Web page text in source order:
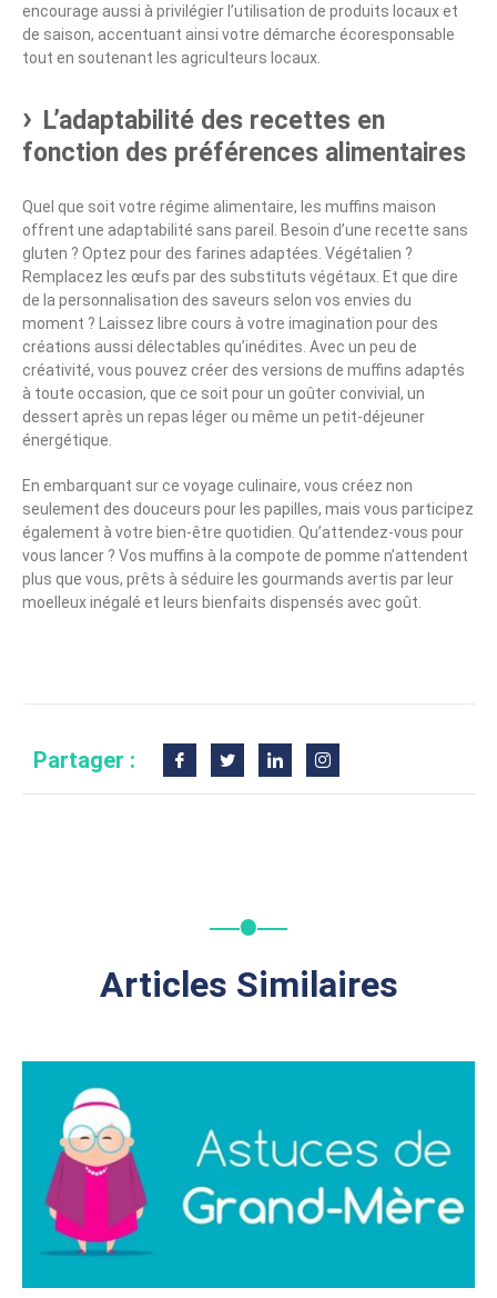
encourage aussi à privilégier l’utilisation de produits locaux et
de saison, accentuant ainsi votre démarche écoresponsable
tout en soutenant les agriculteurs locaux.
L’adaptabilité des recettes en
fonction des préférences alimentaires
Quel que soit votre régime alimentaire, les muffins maison
offrent une adaptabilité sans pareil. Besoin d’une recette sans
gluten ? Optez pour des farines adaptées. Végétalien ?
Remplacez les œufs par des substituts végétaux. Et que dire
de la personnalisation des saveurs selon vos envies du
moment ? Laissez libre cours à votre imagination pour des
créations aussi délectables qu’inédites. Avec un peu de
créativité, vous pouvez créer des versions de muffins adaptés
à toute occasion, que ce soit pour un goûter convivial, un
dessert après un repas léger ou même un petit-déjeuner
énergétique.
En embarquant sur ce voyage culinaire, vous créez non
seulement des douceurs pour les papilles, mais vous participez
également à votre bien-être quotidien. Qu’attendez-vous pour
vous lancer ? Vos muffins à la compote de pomme n’attendent
plus que vous, prêts à séduire les gourmands avertis par leur
moelleux inégalé et leurs bienfaits dispensés avec goût.
Partager :
Articles Similaires